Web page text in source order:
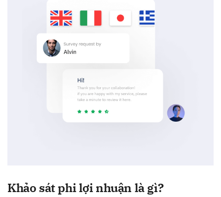
Khảo sát phi lợi nhuận là gì?